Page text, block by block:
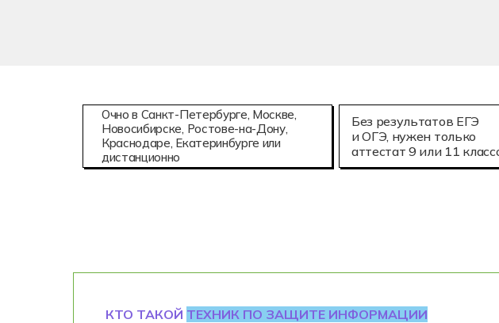
Без результатов ЕГЭ
и ОГЭ, нужен только
аттестат 9 или 11
Очно в Санкт-Петербурге, Москве,
Новосибирске, Ростове-на-Дону,
Краснодаре, Екатеринбурге или
дистанционно
КТО ТАКОЙ ТЕХНИК ПО ЗАЩИТЕ ИНФОРМАЦИИ